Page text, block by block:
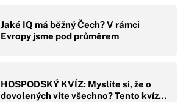
Jaké IQ má běžný Čech? V rámci
Evropy jsme pod průměrem
HOSPODSKÝ KVÍZ: Myslíte si, že o
dovolených víte všechno? Tento kvíz…